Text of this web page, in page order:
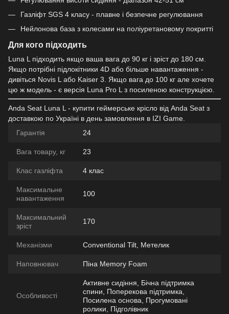
Газліфт SGS 4 класу - плавне і безпечне регулювання
Нейлонова база з колесами на поліуретановому покритті
Для кого підходить
Luna L підходить якщо ваша вага до 90 кг і зріст до 180 см.
Якщо потрібні підлокітники 4D або більше навантаження -
дивіться Novis L або Kaiser 3. Якщо вага до 100 кг але хочете
цю ж модель - є версія Luna Pro L з посиленою конструкцією.
Anda Seat Luna L - купити геймерське крісло від Anda Seat з
доставкою по Україні в день замовлення в IZI Game.
Гарантія
24
Вага товару, кг 23
Клас газліфта 4 клас
Максимальне
навантаження
100
Максимальний
зріст
170
Механізми Conventional Tilt, Метелик
Наповнювач Піна Memory Foam
Особливості
Активне сидіння, Бічна підтримка
спини, Поперекова підтримка,
Посилена основа, Прогумовані
ролики, Підголівник